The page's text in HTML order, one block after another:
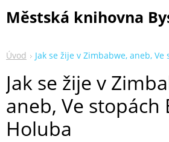
Městská knihovna
Úvod Jak se žije v Zimbabwe, aneb,
Jak se žije v
aneb, Ve stopách
Holuba